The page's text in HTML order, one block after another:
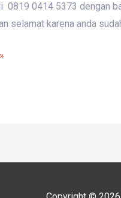
0819 0414 5373 dengan
selamat karena anda